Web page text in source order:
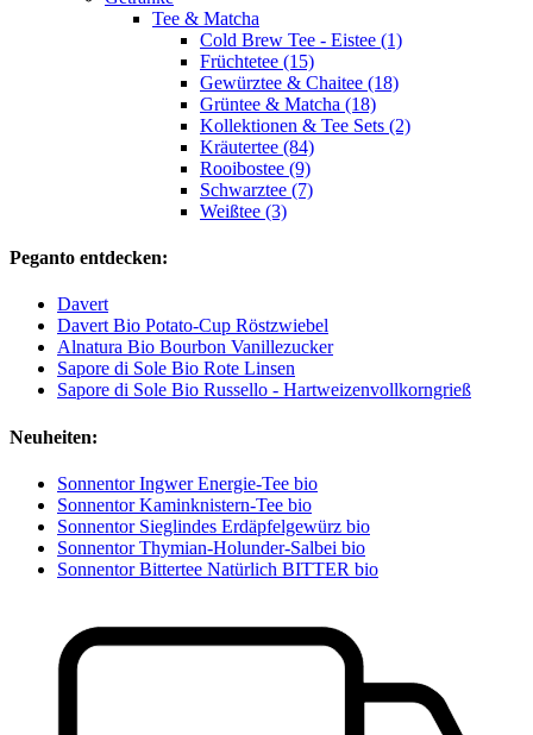
Tee & Matcha
Cold Brew Tee - Eistee (1)
Früchtetee (15)
Gewürztee & Chaitee (18)
Grüntee & Matcha (18)
Kollektionen & Tee Sets (2)
Kräutertee (84)
Rooibostee (9)
Schwarztee (7)
Weißtee (3)
Peganto entdecken:
Davert
Davert Bio Potato-Cup Röstzwiebel
Alnatura Bio Bourbon Vanillezucker
Sapore di Sole Bio Rote Linsen
Sapore di Sole Bio Russello - Hartweizenvollkorngrieß
Neuheiten:
Sonnentor Ingwer Energie-Tee bio
Sonnentor Kaminknistern-Tee bio
Sonnentor Sieglindes Erdäpfelgewürz bio
Sonnentor Thymian-Holunder-Salbei bio
Sonnentor Bittertee Natürlich BITTER bio